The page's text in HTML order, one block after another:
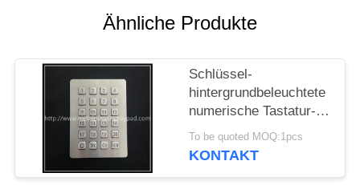
PRIVACY
POLICY
Ähnliche Produkte
Schlüssel-
hintergrundbeleuchtete
numerische Tastatur-
Zugriffskontroll-Digital-
Metalltastatur ODM 24
To be quoted MOQ:1pcs
KONTAKT